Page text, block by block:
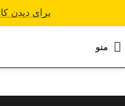
برای دیدن
منو